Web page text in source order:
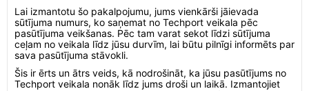
Lai izmantotu šo pakalpojumu, jums vienkārši jāievada
sūtījuma numurs, ko saņemat no Techport veikala pēc
pasūtījuma veikšanas. Pēc tam varat sekot līdzi sūtījuma
ceļam no veikala līdz jūsu durvīm, lai būtu pilnīgi informēts par
sava pasūtījuma stāvokli.
Šis ir ērts un ātrs veids, kā nodrošināt, ka jūsu pasūtījums no
Techport veikala nonāk līdz jums droši un laikā. Izmantojiet